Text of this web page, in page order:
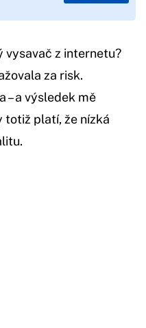
vysavač z internetu?
za risk.
– a výsledek mě
totiž platí, že nízká